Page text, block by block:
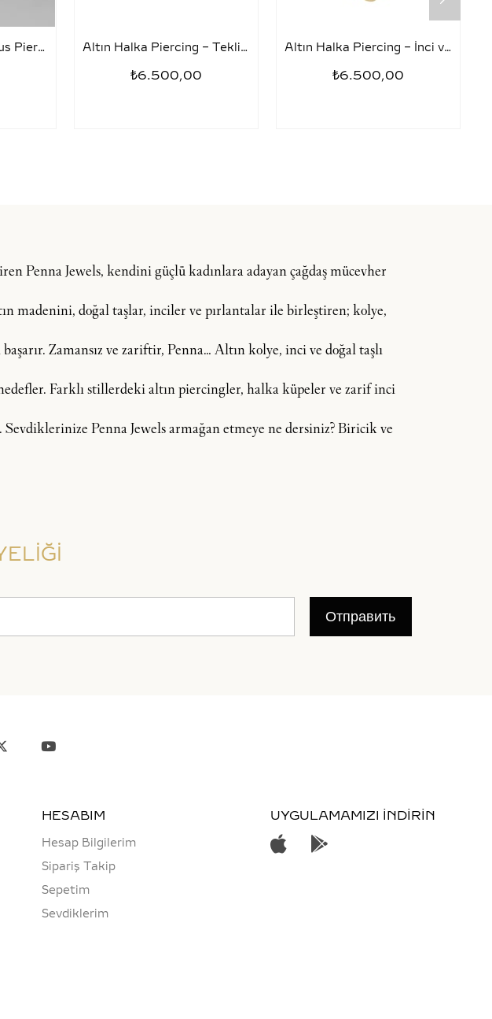
Safir Taşlı Altın Tragus Piercing – Kirpik Altın Halka Piercing – Tekli İnci
₺6.500,00
Altın Halka Piercing – İnci ve Yarım Papatya
₺6.500,00
Penna Jewels, kendini güçlü kadınlara adayan çağdaş mücevher
madenini, doğal taşlar, inciler ve pırlantalar ile birleştiren; kolye,
Zamansız ve zariftir, Penna… Altın kolye, inci ve doğal taşlı
Farklı stillerdeki altın piercingler, halka küpeler ve zarif inci
Penna Jewels armağan etmeye ne dersiniz? Biricik ve
Отправить
HESABIM
Hesap Bilgilerim
Sipariş Takip
Sepetim
Sevdiklerim
UYGULAMAMIZI İNDİRİN